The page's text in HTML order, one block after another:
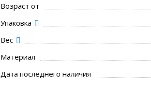
Возраст от
Упаковка
Вес
Материал
Дата последнего наличия